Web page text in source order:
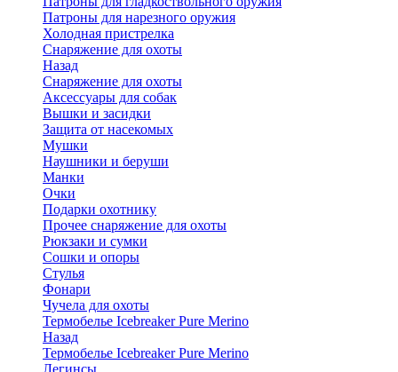
Патроны для нарезного оружия
Холодная пристрелка
Снаряжение для охоты
Назад
Снаряжение для охоты
Аксессуары для собак
Вышки и засидки
Защита от насекомых
Мушки
Наушники и беруши
Манки
Очки
Подарки охотнику
Прочее снаряжение для охоты
Рюкзаки и сумки
Сошки и опоры
Стулья
Фонари
Чучела для охоты
Термобелье Icebreaker Pure Merino
Назад
Термобелье Icebreaker Pure Merino
Легинсы